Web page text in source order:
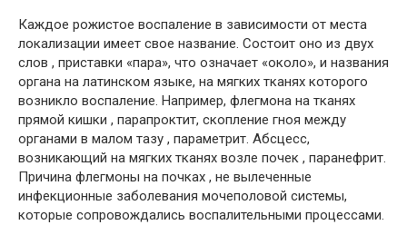
Каждое рожистое воспаление в зависимости от места
локализации имеет свое название. Состоит оно из двух
слов , приставки «пара», что означает «около», и названия
органа на латинском языке, на мягких тканях которого
возникло воспаление. Например, флегмона на тканях
прямой кишки , парапроктит, скопление гноя между
органами в малом тазу , параметрит. Абсцесс,
возникающий на мягких тканях возле почек , паранефрит.
Причина флегмоны на почках , не вылеченные
инфекционные заболевания мочеполовой системы,
которые сопровождались воспалительными процессами.